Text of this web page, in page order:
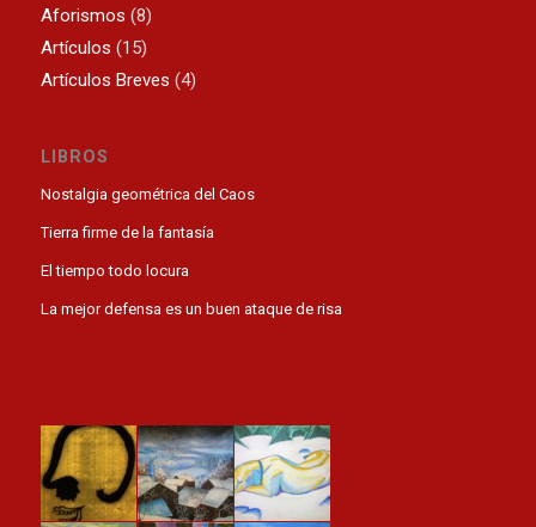
Aforismos (8)
Artículos (15)
Artículos Breves (4)
LIBROS
Nostalgia geométrica del Caos
Tierra firme de la fantasía
El tiempo todo locura
La mejor defensa es un buen ataque de risa